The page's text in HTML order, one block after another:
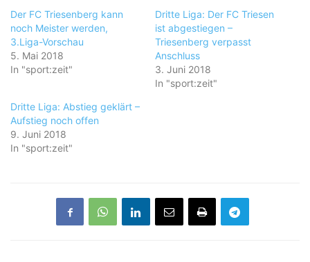
Der FC Triesenberg kann
noch Meister werden,
3.Liga-Vorschau
5. Mai 2018
In "sport:zeit"
Dritte Liga: Der FC Triesen
ist abgestiegen –
Triesenberg verpasst
Anschluss
3. Juni 2018
In "sport:zeit"
Dritte Liga: Abstieg geklärt –
Aufstieg noch offen
9. Juni 2018
In "sport:zeit"